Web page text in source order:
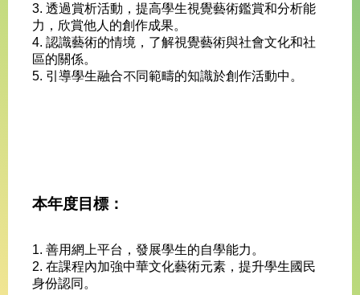
3. 透過賞析活動，提高學生視覺藝術鑑賞和分析能
力，欣賞他人的創作成果。
4. 認識藝術的情境，了解視覺藝術與社會文化和社
區的關係。
5. 引導學生融合不同範疇的知識於創作活動中。
本年度目標：
1. 善用網上平台，發展學生的自學能力。
2. 在課程內加強中華文化藝術元素，提升學生國民
身份認同。